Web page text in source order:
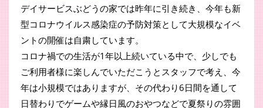
デイサービスぶどうの家では昨年に引き続き、今年も新
型コロナウイルス感染症の予防対策として大規模なイベ
ントの開催は自粛しています。
コロナ禍での生活が1年以上続いている中で、少しでも
ご利用者様に楽しんでいただこうとスタッフで考え、今
年は小規模ではありますが、その代わり6日間を通して
日替わりでゲームや縁日風のおやつなどで夏祭りの雰囲